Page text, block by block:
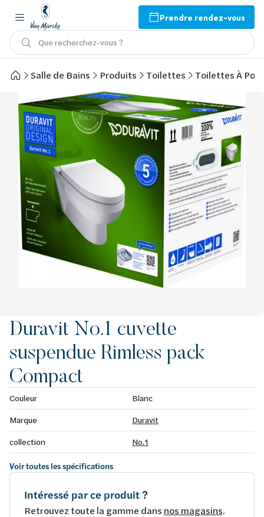
Prendre rendez-vous
Que recherchez-vous ?
Salle de Bains Produits Toilettes Toilettes À
Duravit No.1 cuvette
suspendue Rimless pack
Compact
Couleur
Blanc
Marque
Duravit
collection
No.1
Voir toutes les spécifications
Intéressé par ce produit ?
Retrouvez toute la gamme dans nos magasins.